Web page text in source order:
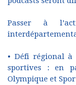
Passer à
• Défi régional à
sportives : en
Olympique et